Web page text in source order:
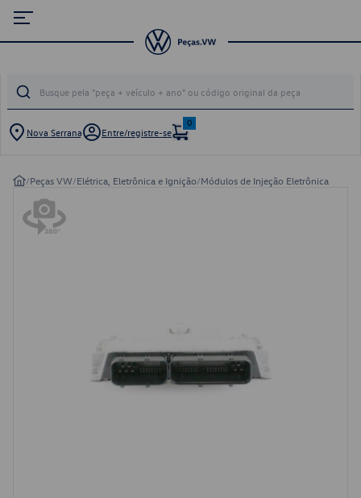
Nova Serrana Entre/registre-se
0
/Peças VW/Elétrica, Eletrônica e Ignição/Módulos de Injeção Eletrônica